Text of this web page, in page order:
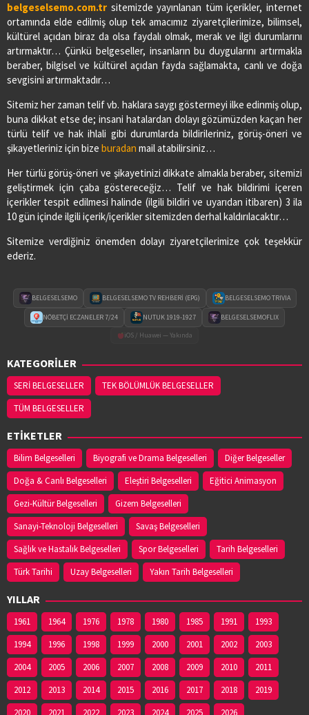
belgeselsemo.com.tr sitemizde yayınlanan tüm içerikler, internet
ortamında elde edilmiş olup tek amacımız ziyaretçilerimize, bilimsel,
kültürel açıdan biraz da olsa faydalı olmak, merak ve ilgi durumlarını
artırmaktır… Çünkü belgeseller, insanların bu duygularını artırmakla
beraber, bilgisel ve kültürel açıdan fayda sağlamakta, canlı ve doğa
sevgisini artırmaktadır…
Sitemiz her zaman telif vb. haklara saygı göstermeyi ilke edinmiş olup,
buna dikkat etse de; insani hatalardan dolayı gözümüzden kaçan her
türlü telif ve hak ihlali gibi durumlarda bildirileriniz, görüş-öneri ve
şikayetleriniz için bize buradan mail atabilirsiniz…
Her türlü görüş-öneri ve şikayetinizi dikkate almakla beraber, sitemizi
geliştirmek için çaba göstereceğiz… Telif ve hak bildirimi içeren
içerikler tespit edilmesi halinde (ilgili bildiri ve uyarıdan itibaren) 3 ila
10 gün içinde ilgili içerik/içerikler sitemizden derhal kaldırılacaktır…
Sitemize verdiğiniz önemden dolayı ziyaretçilerimize çok teşekkür
ederiz.
BELGESELSEMO BELGESELSEMO TV REHBERİ (EPG) BELGESELSEMO TRIVIA
NÖBETÇİ ECZANELER 7/24 NUTUK 1919-1927
BELGESELSEMOFLIX
iOS / Huawei — Yakında
KATEGORİLER
SERİ BELGESELLER
TEK BÖLÜMLÜK BELGESELLER
TÜM BELGESELLER
ETİKETLER
Bilim Belgeselleri Biyografi ve Drama Belgeselleri
Diğer Belgeseller
Doğa & Canlı Belgeselleri
Eleştiri Belgeselleri
Eğitici Animasyon
Gezi-Kültür Belgeselleri
Gizem Belgeselleri
Sanayi-Teknoloji Belgeselleri
Savaş Belgeselleri
Sağlık ve Hastalık Belgeselleri
Spor Belgeselleri
Tarih Belgeselleri
Türk Tarihi
Uzay Belgeselleri Yakın Tarih Belgeselleri
YILLAR
1961 1964 1976 1978 1980 1985 1991
1993
1994
1996 1998 1999 2000 2001 2002
2003
2004
2005 2006 2007 2008 2009 2010
2011
2012
2013 2014 2015 2016 2017 2018
2019